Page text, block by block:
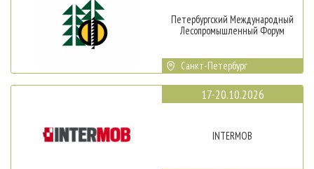
Петербургский Международный
Лесопромышленный Форум
Санкт-Петербург
17-20.10.2026
INTERMOB